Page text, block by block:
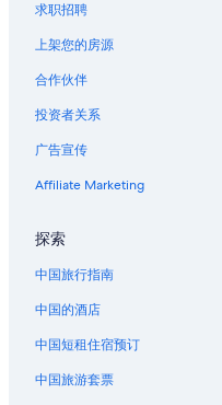
位于洛杉矶国际机场区的Four
位于洛杉矶国际机场区的高尔
位于洛杉矶国际机场区的设有
位于洛杉矶国际机场区的豪华
位于洛杉矶国际机场区的浪漫
位于洛杉矶国际机场区的设有
洛杉矶国际机场区的公寓
洛杉矶国际机场区的汽车旅馆
洛杉矶国际机场区的联排别墅
位于丛林的Viceroy Hotel Group
位于普莱亚岱瑞的Extended
求职招聘
上架您的房源
合作伙伴
投资者关系
广告宣传
Affiliate Marketing
探索
中国旅行指南
中国的酒店
中国短租住宿预订
中国旅游套票